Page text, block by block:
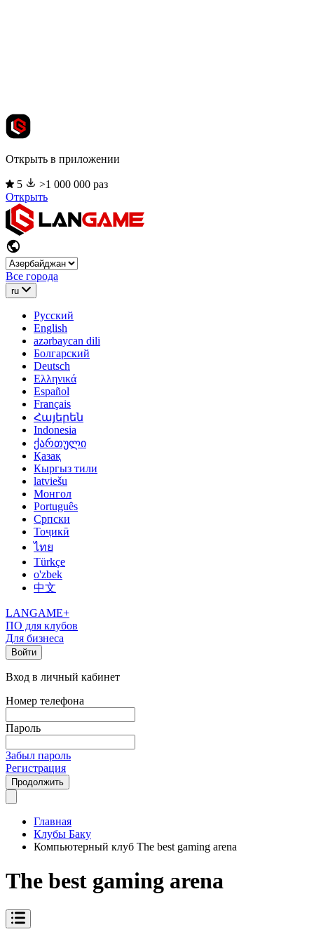
Открыть в приложении
5
>1 000 000 раз
Открыть
Все города
ru
Русский
English
azərbaycan dili
Болгарский
Deutsch
Ελληνικά
Español
Français
Հայերեն
Indonesia
ქართული
Қазақ
Кыргыз тили
latviešu
Монгол
Português
Српски
Тоҷикӣ
ไทย
Türkçe
o'zbek
中文
LANGAME+
ПО для клубов
Для бизнеса
Войти
Вход в личный кабинет
Номер телефона
Пароль
Забыл пароль
Регистрация
Продолжить
Главная
Клубы Баку
Компьютерный клуб The best gaming arena
The best gaming arena